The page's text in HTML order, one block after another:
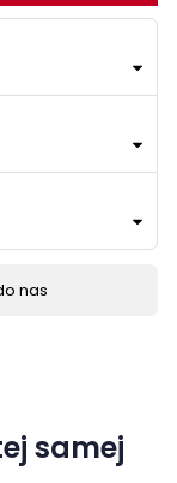
nas
samej